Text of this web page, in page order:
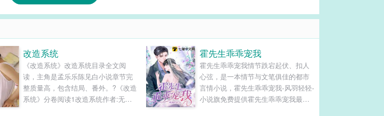
改造系统
《改造系统》改造系统目录全文阅
读，主角是孟乐乐陈见白小说章节完
整质量高，包含结局、番外。?《改造
系统》分卷阅读1改造系统作者:无聊
霍先生乖乖宠我
霍先生乖乖宠我情节跌宕起伏、扣人
心弦，是一本情节与文笔俱佳的都市
言情小说，霍先生乖乖宠我-风羽轻轻-
小说旗免费提供霍先生乖乖宠我最新